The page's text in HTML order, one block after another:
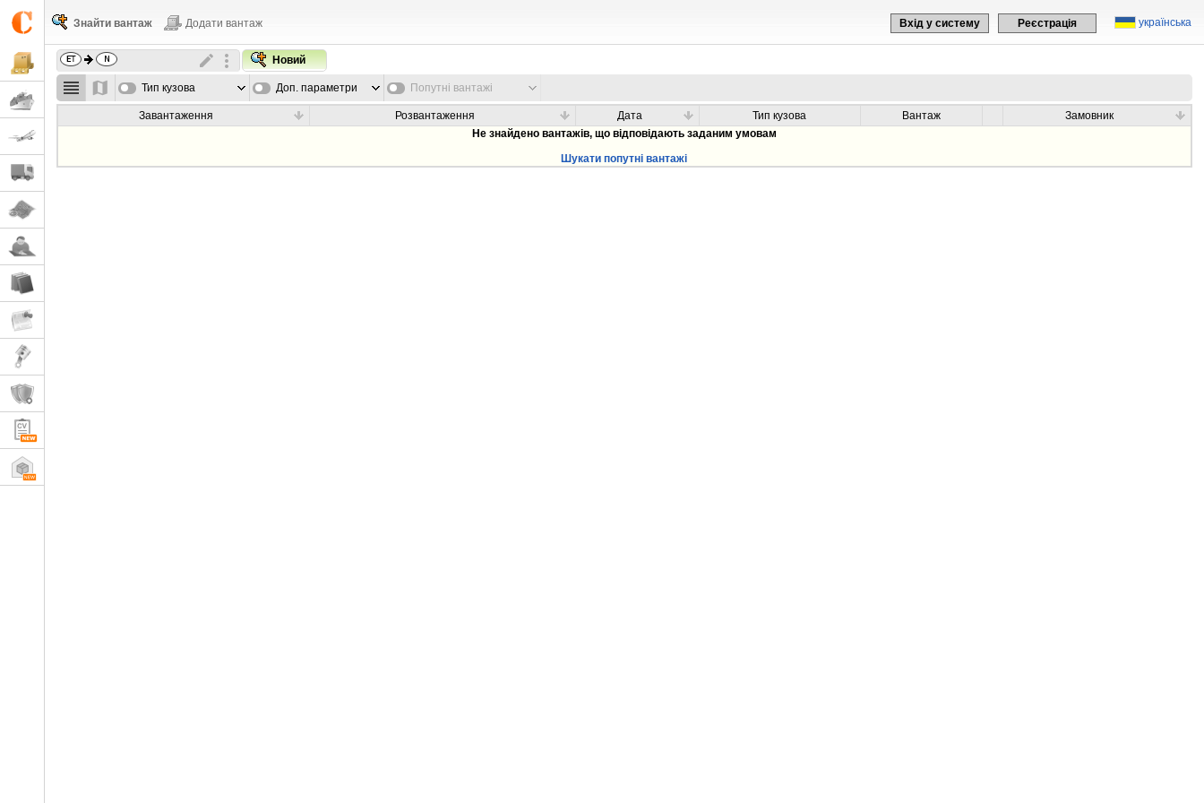
українська
Вхід у систему Реєстрація
Знайти вантаж Додати вантаж
Новий
Тип кузова Доп. параметри Попутні вантажі
Завантаження Розвантаження Дата Тип кузова Вантаж
Замовник
Не знайдено вантажів, що відповідають заданим умовам
Шукати попутні вантажі